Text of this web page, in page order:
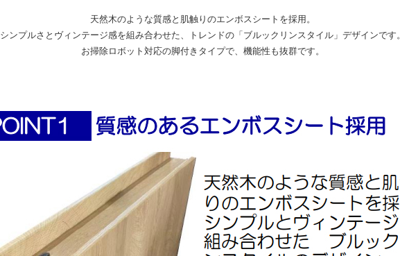
天然木のような質感と肌触りのエンボスシートを採用。
シンプルさとヴィンテージ感を組み合わせた、トレンドの「ブルックリンスタイル」デザインです。
お掃除ロボット対応の脚付きタイプで、機能性も抜群です。